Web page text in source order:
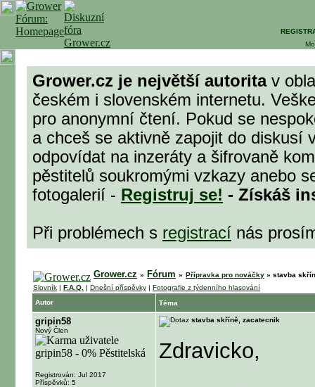
Grower.cz je největší autoritav
českém i slovenském internetu.
pro anonymní čtení. Pokud se
a chceš se aktivně zapojit do diskusí
odpovídat na inzeráty a šifrovaně
pěstitelů soukromými vzkazy anebo
fotogalerií - Registruj se! - Získáš
Při problémech s registrací nás
Grower.cz » Fórum » Přípravka pro nováčky » stavba
Slovník | F.A.Q. | Dnešní příspěvky | Fotografie z týdenního hlasování
Autor
Téma
gripin58
Nový Člen
Registrován: Jul 2017
Příspěvků: 5
stavba skříně, zacatecnik
Zdravicko,